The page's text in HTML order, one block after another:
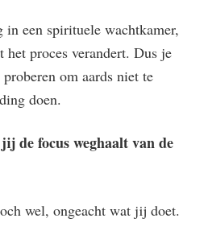
een spirituele wachtkamer,
proces verandert. Dus je
om aards niet te
doen.
de focus weghaalt van de
wel, ongeacht wat jij doet.